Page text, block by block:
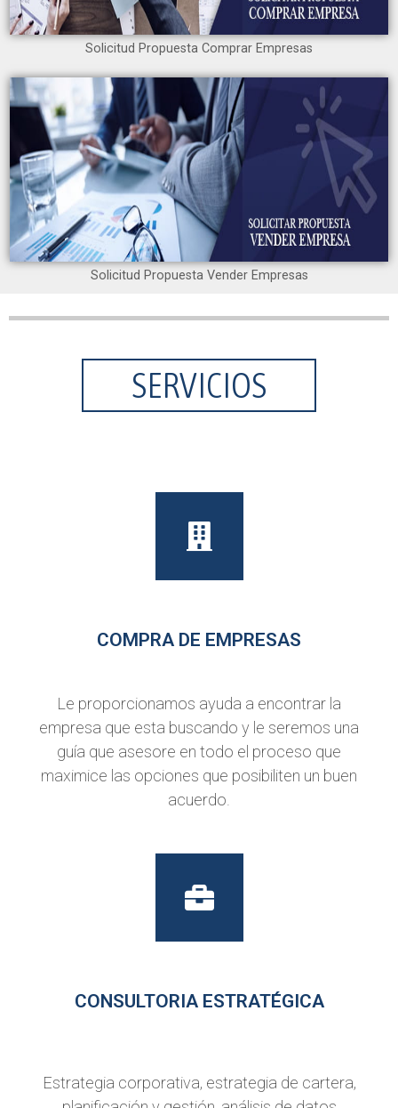
Solicitud Propuesta Comprar Empresas
Solicitud Propuesta Vender Empresas
SERVICIOS
COMPRA DE EMPRESAS
Le proporcionamos ayuda a encontrar la
empresa que esta buscando y le seremos una
guía que asesore en todo el proceso que
maximice las opciones que posibiliten un buen
acuerdo.
CONSULTORIA ESTRATÉGICA
Estrategia corporativa, estrategia de cartera,